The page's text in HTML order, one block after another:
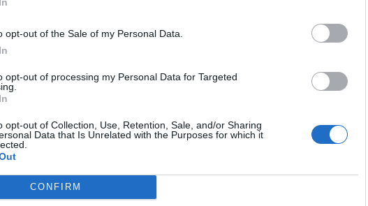
opt-out of the Sale of my Personal Data.
opt-out of processing my Personal Data for Targeted
opt-out of Collection, Use, Retention, Sale, and/or Sharing
Data that Is Unrelated with the Purposes for which it
CONFIRM
Θέλω τα αδέρφια μου να έχουν ένα καλύτερο
η17χρονη.
του 52χρονου μιλώντας στον Alpha γέλαγε,
και στον γαμπρό του γείτονα. Όταν οι
Αποδέχομαι τουςόρους χρήσης